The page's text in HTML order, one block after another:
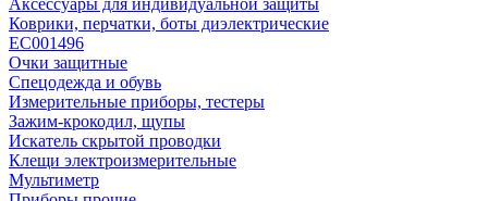
Аксессуары для индивидуальной защиты
Коврики, перчатки, боты диэлектрические
EC001496
Очки защитные
Спецодежда и обувь
Измерительные приборы, тестеры
Зажим-крокодил, щупы
Искатель скрытой проводки
Клещи электроизмерительные
Мультиметр